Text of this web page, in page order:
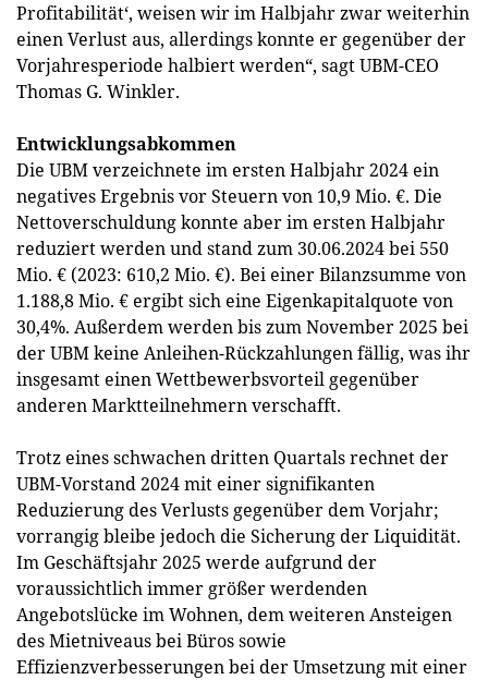
Profitabilität‘, weisen wir im Halbjahr zwar weiterhin
einen Verlust aus, allerdings konnte er gegenüber der
Vorjahresperiode halbiert werden“, sagt UBM-CEO
Thomas G. Winkler.
Entwicklungsabkommen
Die UBM verzeichnete im ersten Halbjahr 2024 ein
negatives Ergebnis vor Steuern von 10,9 Mio. €. Die
Nettoverschuldung konnte aber im ersten Halbjahr
reduziert werden und stand zum 30.06.2024 bei 550
Mio. € (2023: 610,2 Mio. €). Bei einer Bilanzsumme von
1.188,8 Mio. € ergibt sich eine Eigenkapitalquote von
30,4%. Außerdem werden bis zum November 2025 bei
der UBM keine Anleihen-Rückzahlungen fällig, was ihr
insgesamt einen Wettbewerbsvorteil gegenüber
anderen Marktteilnehmern verschafft.
Trotz eines schwachen dritten Quartals rechnet der
UBM-Vorstand 2024 mit einer signifikanten
Reduzierung des Verlusts gegenüber dem Vorjahr;
vorrangig bleibe jedoch die Sicherung der Liquidität.
Im Geschäftsjahr 2025 werde aufgrund der
voraussichtlich immer größer werdenden
Angebotslücke im Wohnen, dem weiteren Ansteigen
des Mietniveaus bei Büros sowie
Effizienzverbesserungen bei der Umsetzung mit einer